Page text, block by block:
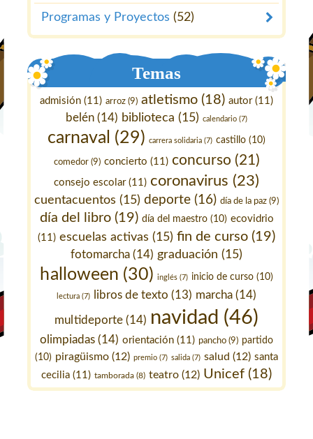
Programas y Proyectos (52)
Temas
admisión (11) arroz (9) atletismo (18) autor(11)
belén (14) biblioteca (15) calendario (7)
carnaval (29) carrera solidaria (7) castillo (10)
comedor(9) concierto (11) concurso (21)
consejo escolar(11) coronavirus (23)
cuentacuentos (15) deporte (16) día de la paz (9)
día del libro(19) día del maestro(10) ecovidrio
(11) escuelas activas (15) fin de curso (19)
fotomarcha (14) graduación (15)
halloween (30) inglés(7) inicio de curso(10)
lectura (7) libros de texto (13) marcha (14)
multideporte(14) navidad (46)
olimpiadas (14) orientación (11) pancho (9) partido
(10) piragüismo (12) premio (7) salida (7) salud (12) santa
cecilia (11) tamborada (8) teatro (12) Unicef (18)